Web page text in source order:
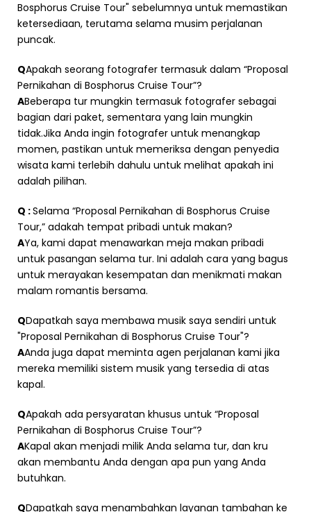
Bosphorus Cruise Tour" sebelumnya untuk memastikan
ketersediaan, terutama selama musim perjalanan
puncak.
QApakah seorang fotografer termasuk dalam “Proposal
Pernikahan di Bosphorus Cruise Tour”?
ABeberapa tur mungkin termasuk fotografer sebagai
bagian dari paket, sementara yang lain mungkin
tidak.Jika Anda ingin fotografer untuk menangkap
momen, pastikan untuk memeriksa dengan penyedia
wisata kami terlebih dahulu untuk melihat apakah ini
adalah pilihan.
Q :Selama “Proposal Pernikahan di Bosphorus Cruise
Tour,” adakah tempat pribadi untuk makan?
AYa, kami dapat menawarkan meja makan pribadi
untuk pasangan selama tur. Ini adalah cara yang bagus
untuk merayakan kesempatan dan menikmati makan
malam romantis bersama.
QDapatkah saya membawa musik saya sendiri untuk
"Proposal Pernikahan di Bosphorus Cruise Tour"?
AAnda juga dapat meminta agen perjalanan kami jika
mereka memiliki sistem musik yang tersedia di atas
kapal.
QApakah ada persyaratan khusus untuk “Proposal
Pernikahan di Bosphorus Cruise Tour”?
AKapal akan menjadi milik Anda selama tur, dan kru
akan membantu Anda dengan apa pun yang Anda
butuhkan.
QDapatkah saya menambahkan layanan tambahan ke